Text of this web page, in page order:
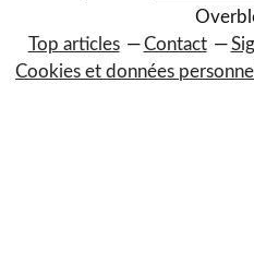
Top articles
Contact
Cookies et données